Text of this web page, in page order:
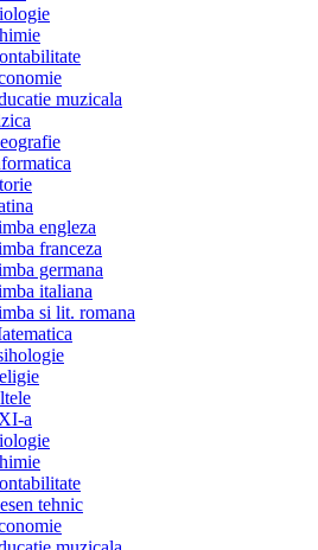
muzicala
engleza
franceza
germana
italiana
si lit. romana
a
tehnic